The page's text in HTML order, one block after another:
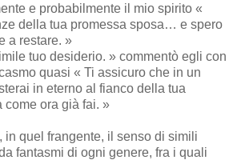
e probabilmente il mio spirito «
della tua promessa sposa… e spero
a restare. »
tuo desiderio. » commentò egli con
quasi « Ti assicuro che in un
in eterno al fianco della tua
come ora già fai. »
in quel frangente, il senso di simili
fantasmi di ogni genere, fra i quali